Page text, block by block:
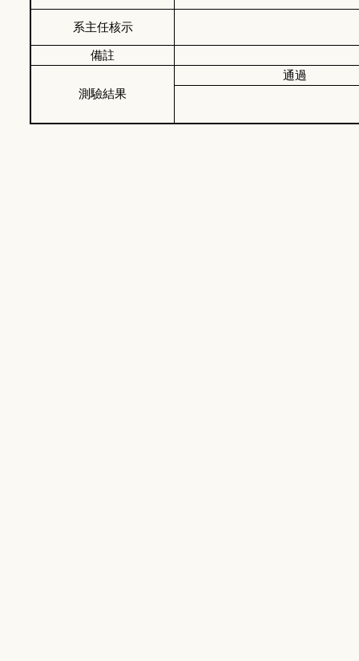
系主任核示
備註
測驗結果
通過